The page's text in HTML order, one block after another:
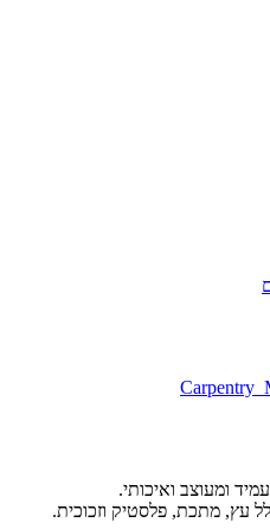
ומעוצב ואיכותי.
עץ, מתכת, פלסטיק וזכוכית.